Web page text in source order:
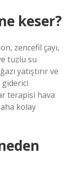
keser?
zencefil çayı,
tuzlu su
yatıştırır ve
terapisi hava
kolay